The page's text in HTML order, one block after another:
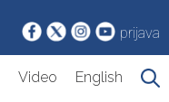
prijava
Video English